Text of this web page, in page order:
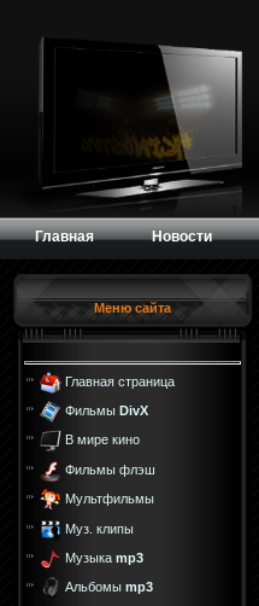
Главная Новости
Меню сайта
Главная страница
Фильмы DivX
В мире кино
Фильмы флэш
Мультфильмы
Муз. клипы
Музыка mp3
Альбомы mp3